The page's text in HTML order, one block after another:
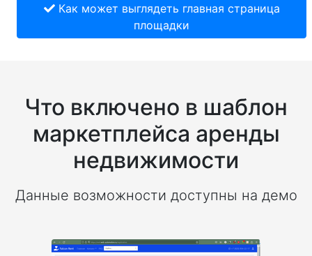
Как может выглядеть главная страница
площадки
Что включено в шаблон
маркетплейса аренды
недвижимости
Данные возможности доступны на демо